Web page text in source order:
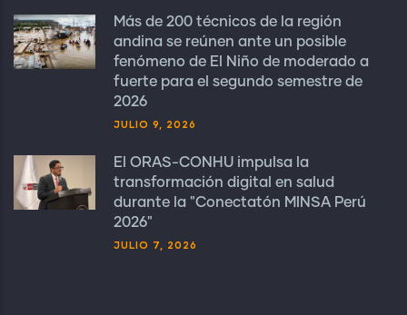
Más de 200 técnicos de la región
andina se reúnen ante un posible
fenómeno de El Niño de moderado a
fuerte para el segundo semestre de
2026
JULIO 9, 2026
El ORAS-CONHU impulsa la
transformación digital en salud
durante la "Conectatón MINSA Perú
2026"
JULIO 7, 2026